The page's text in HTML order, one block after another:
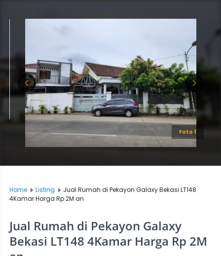
Foto 1
Home Listing
Jual Rumah di Pekayon Galaxy Bekasi LT148
4Kamar Harga Rp 2M an
Jual Rumah di Pekayon Galaxy
Bekasi LT148 4Kamar Harga Rp 2M